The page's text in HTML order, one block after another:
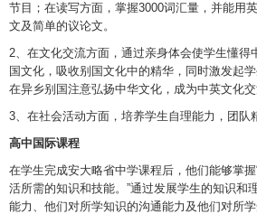
节目；在读写方面，掌握3000词汇量，并能用
文及简单的议论文。
2、在文化交流方面，通过亲身体会使学生懂得
国文化，吸收别国文化中的精华，同时激发起
在异乡别国注意弘扬中华文化，成为中英文化交
3、在社会活动方面，培养学生自理能力，团队
高中国际课程
在学生完成安大略省中学课程后，他们能够掌
活所需的知识和技能。”通过发展学生的知识和
能力、他们对所学知识的沟通能力及他们对所